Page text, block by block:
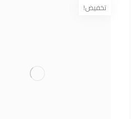
تخفيض!